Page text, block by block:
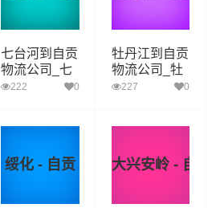
七台河到自贡
物流公司_七
台河到自贡货
222 0
牡丹江到自贡
物流公司_牡
丹江到自贡货
227 0
绥化 - 自贡 大兴安岭 - 自贡